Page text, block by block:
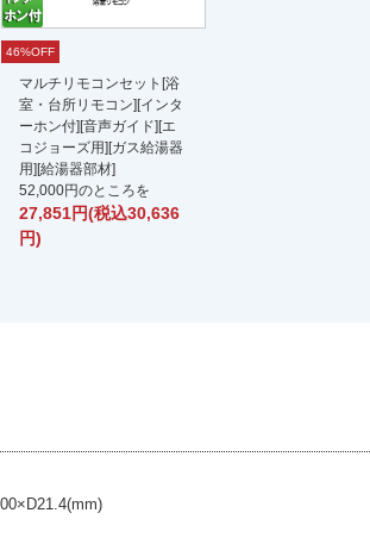
46%OFF
マルチリモコンセット[浴
室・台所リモコン][インタ
ーホン付][音声ガイド][エ
コジョーズ用][ガス給湯器
用][給湯器部材]
52,000円のところを
27,851円(税込30,636
円)